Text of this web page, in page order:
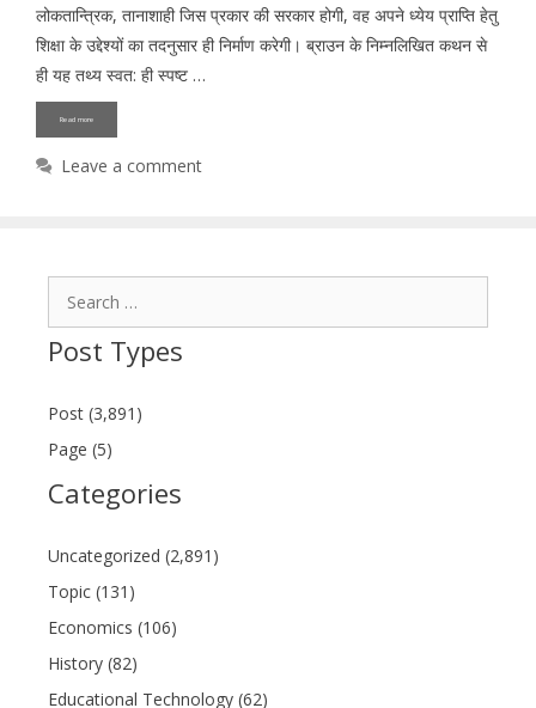
लोकतान्त्रिक, तानाशाही जिस प्रकार की सरकार होगी, वह अपने ध्येय प्राप्ति हेतु
शिक्षा के उद्देश्यों का तदनुसार ही निर्माण करेगी। ब्राउन के निम्नलिखित कथन से
ही यह तथ्य स्वत: ही स्पष्ट …
Read more
Leave a comment
Post Types
Post (3,891)
Page (5)
Categories
Uncategorized (2,891)
Topic (131)
Economics (106)
History (82)
Educational Technology (62)